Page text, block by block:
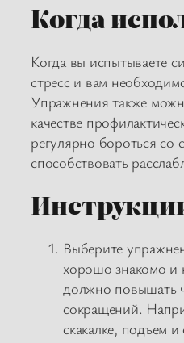
Когда
Когда вы испытываете
стресс и вам
Упражнения также
качестве
регулярно бороться со
способствовать
Выберите
хорошо знакомо и
должно повышать
сокращений.
скакалке, подъем